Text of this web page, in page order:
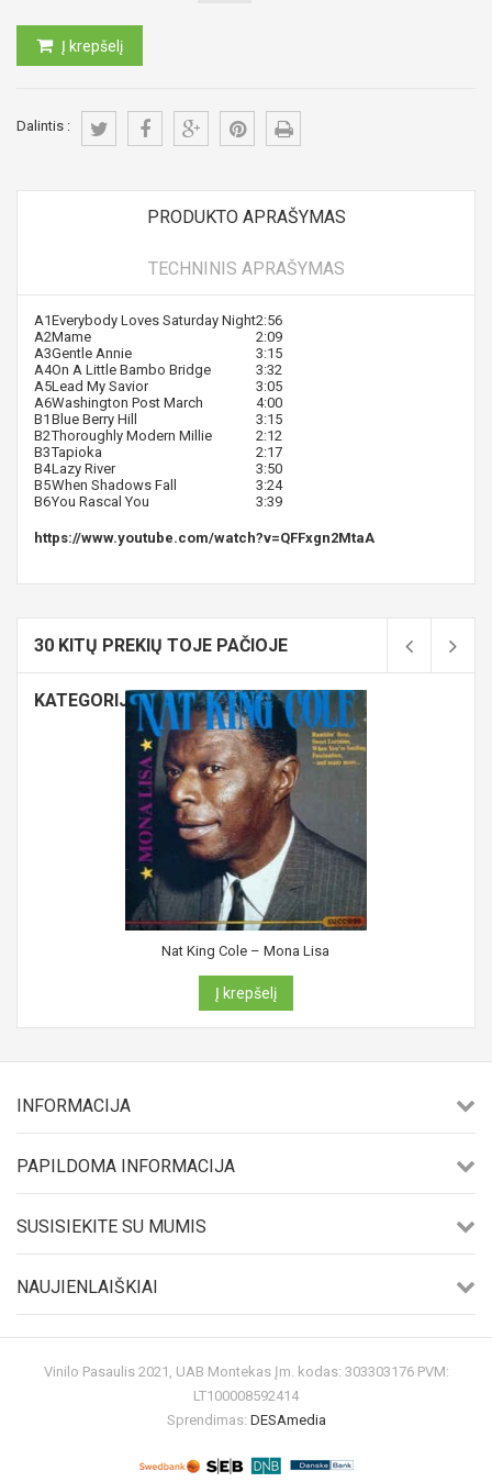
Į krepšelį
Dalintis :
PRODUKTO APRAŠYMAS
TECHNINIS APRAŠYMAS
A1Everybody Loves Saturday Night2:56
A2Mame
2:09
A3Gentle Annie
3:15
A4On A Little Bambo Bridge
3:32
A5Lead My Savior
3:05
A6Washington Post March
4:00
B1 Blue Berry Hill
3:15
B2Thoroughly Modern Millie
2:12
B3Tapioka
2:17
B4Lazy River
3:50
B5When Shadows Fall
3:24
B6You Rascal You 3:39
https://www.youtube.com/watch?v=QFFxgn2MtaA
30 KITŲ PREKIŲ TOJE PAČIOJE
KATEGORIJOJE:
Nat King Cole ‎– Mona Lisa
Į krepšelį
INFORMACIJA
PAPILDOMA INFORMACIJA
SUSISIEKITE SU MUMIS
NAUJIENLAIŠKIAI
Vinilo Pasaulis 2021, UAB Montekas Įm. kodas: 303303176 PVM:
LT100008592414
Sprendimas: DESAmedia